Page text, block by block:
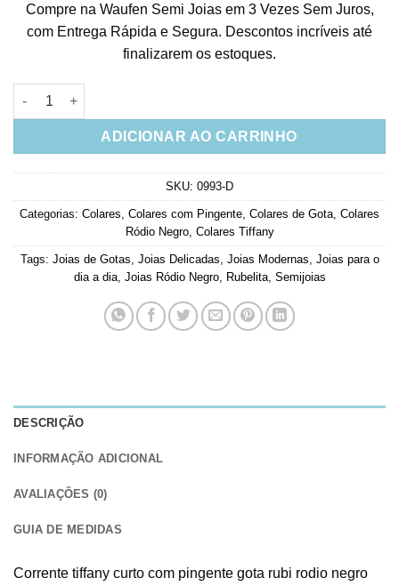
Compre na Waufen Semi Joias em 3 Vezes Sem Juros,
com Entrega Rápida e Segura. Descontos incríveis até
finalizarem os estoques.
Corrente Tiffany Curto Com Pingente Gota Rubi Rodio Negro
ADICIONAR AO CARRINHO
SKU: 0993-D
Categorias: Colares Colares com Pingente Colares de Gota Colares
Ródio Negro, Colares Tiffany
Tags: Joias de Gotas Joias Delicadas Joias Modernas Joias para o
dia a dia, Joias Ródio Negro, Rubelita, Semijoias
DESCRIÇÃO
INFORMAÇÃO ADICIONAL
AVALIAÇÕES (0)
GUIA DE MEDIDAS
Corrente tiffany curto com pingente gota rubi rodio negro